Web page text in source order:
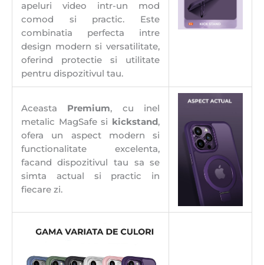
apeluri video intr-un mod
comod si practic. Este
combinatia perfecta intre
design modern si versatilitate,
oferind protectie si utilitate
pentru dispozitivul tau.
Aceasta Premium, cu inel
metalic MagSafe si kickstand,
ofera un aspect modern si
functionalitate excelenta,
facand dispozitivul tau sa se
simta actual si practic in
fiecare zi.